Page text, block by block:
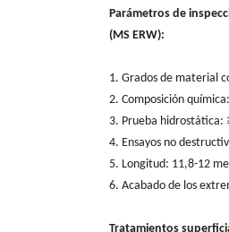
Parámetros de
(MS ERW):
1. Grados de material
2. Composición
3. Prueba hidrostática:
4. Ensayos no
5. Longitud: 11,8-12
6. Acabado de los
Tratamientos